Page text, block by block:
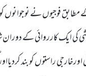
فوجیوں نے نوجوانوں
کی ایک کارروائی کے دوران
راستوں کو بند